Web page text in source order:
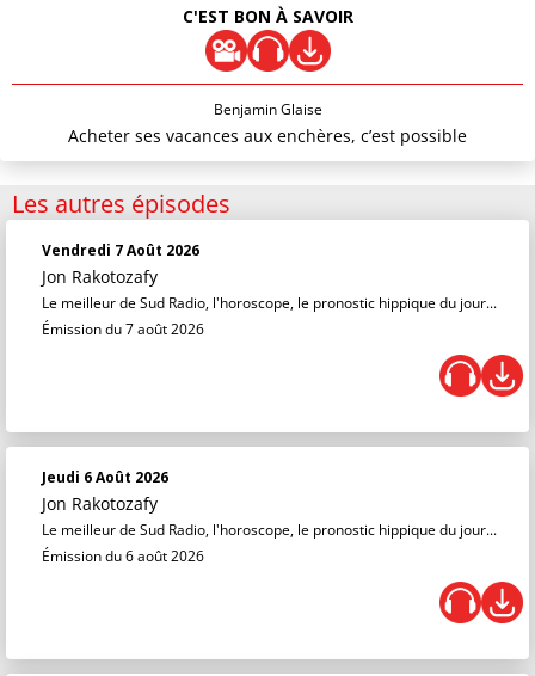
C'EST BON À SAVOIR
Benjamin Glaise
Acheter ses vacances aux enchères, c’est possible
Les autres épisodes
Vendredi 7 Août 2026
Jon Rakotozafy
Le meilleur de Sud Radio, l'horoscope, le pronostic hippique du jour...
Émission du 7 août 2026
Jeudi 6 Août 2026
Jon Rakotozafy
Le meilleur de Sud Radio, l'horoscope, le pronostic hippique du jour...
Émission du 6 août 2026